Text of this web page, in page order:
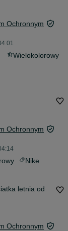
Ochronnym
Wielokolorowy
Ochronnym
Nike
letnia od
Ochronnym